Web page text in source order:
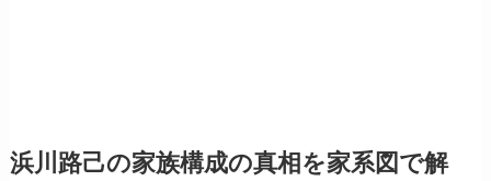
浜川路己の家族構成の真相を家系図で解